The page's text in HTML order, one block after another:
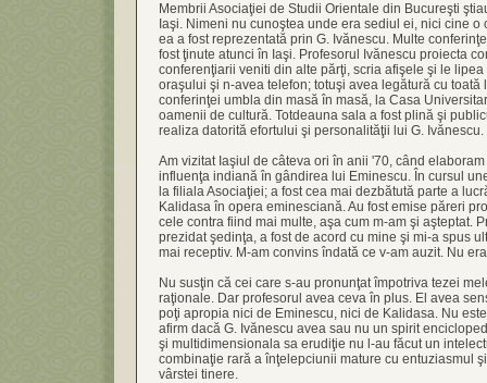
Membrii Asociaţiei de Studii Orientale din Bucureşti
Iaşi. Nimeni nu cunoştea unde era sediul ei, nici cine o
ea a fost reprezentată prin G. Ivănescu. Multe
fost ţinute atunci în Iaşi. Profesorul Ivănescu proiecta
conferenţiarii veniti din alte părţi, scria afişele şi le
oraşului şi n-avea telefon; totuşi avea legătură cu toată
conferinţei umbla din masă în masă, la Casa
oamenii de cultură. Totdeauna sala a fost plină şi
realiza datorită efortului şi personalităţii lui G.
Am vizitat Iaşiul de câteva ori în anii '70, când
influenţa indiană în gândirea lui Eminescu. În cursul
la filiala Asociaţiei; a fost cea mai dezbătută parte a
Kalidasa în opera eminesciană. Au fost emise păreri
cele contra fiind mai multe, aşa cum m-am şi aşteptat.
prezidat şedinţa, a fost de acord cu mine şi mi-a spus
mai receptiv. M-am convins îndată ce v-am auzit. Nu
Nu susţin că cei care s-au pronunţat împotriva tezei
raţionale. Dar profesorul avea ceva în plus. El avea
poţi apropia nici de Eminescu, nici de Kalidasa. Nu
afirm dacă G. Ivănescu avea sau nu un spirit
şi multidimensionala sa erudiţie nu l-au făcut un
combinaţie rară a înţelepciunii mature cu entuziasmul
vârstei tinere.